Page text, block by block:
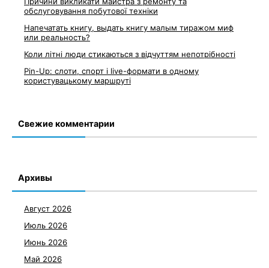
обслуговування побутової техніки
Напечатать книгу, выдать книгу малым тиражом миф
или реальность?
Коли літні люди стикаються з відчуттям непотрібності
Pin-Up: слоти, спорт і live-формати в одному
користувацькому маршруті
Свежие комментарии
Архивы
Август 2026
Июль 2026
Июнь 2026
Май 2026